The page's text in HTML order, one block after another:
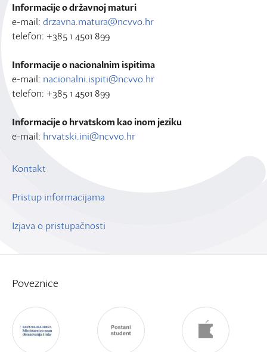
Informacije o državnoj maturi
e-mail: drzavna.matura@ncvvo.hr
telefon: +385 1 4501 899
Informacije o nacionalnim ispitima
e-mail: nacionalni.ispiti@ncvvo.hr
telefon: +385 1 4501 899
Informacije o hrvatskom kao inom jeziku
e-mail: hrvatski.ini@ncvvo.hr
Kontakt
Pristup informacijama
Izjava o pristupačnosti
Poveznice